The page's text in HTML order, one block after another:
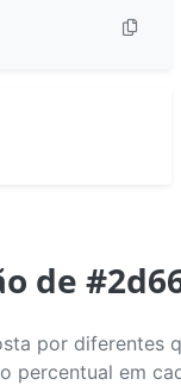
de
por diferentes
percentual em